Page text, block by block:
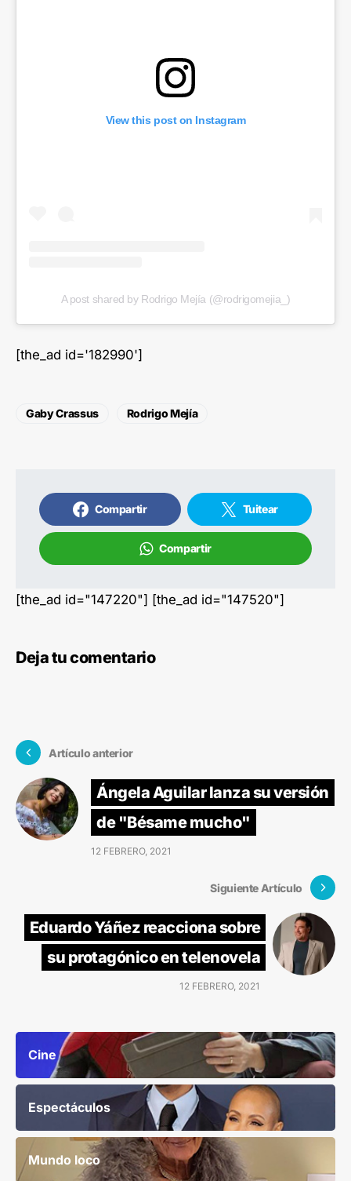
View this post on Instagram
A post shared by Rodrigo Mejía (@rodrigomejia_)
[the_ad id='182990']
Gaby Crassus Rodrigo Mejía
Compartir Tuitear
Compartir
[the_ad id="147220"] [the_ad id="147520"]
Deja tu comentario
Artículo anterior
Ángela Aguilar lanza su versión
de "Bésame mucho"
12 FEBRERO, 2021
Siguiente Artículo
Eduardo Yáñez reacciona sobre
su protagónico en telenovela
12 FEBRERO, 2021
Cine
Espectáculos
Mundo loco